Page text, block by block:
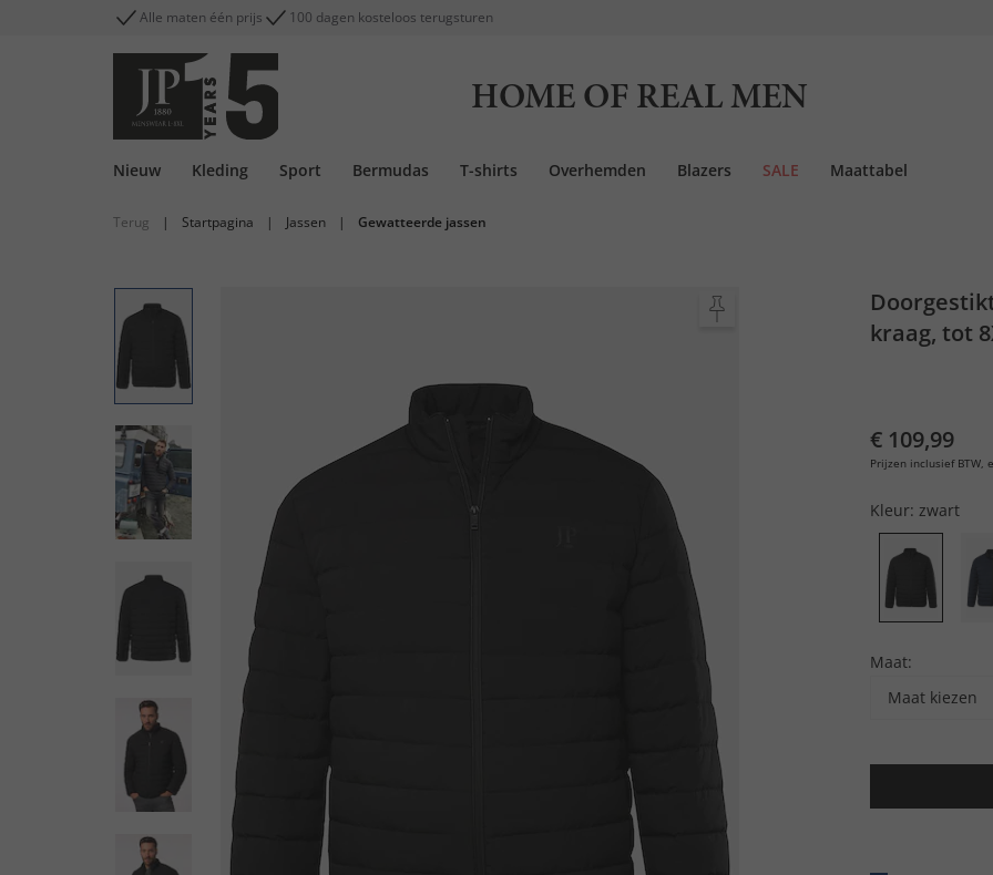
Alle maten één prijs 100 dagen kosteloos terugsturen
HOME OF REAL MEN
Nieuw Kleding Sport Bermudas T-shirts Overhemden Blazers SALE Maattabel
Terug | Startpagina | Jassen | Gewatteerde jassen
kraag, tot
€ 109,99
Prijzen inclusief BTW,
Kleur: zwart
Maat:
Maat kiezen